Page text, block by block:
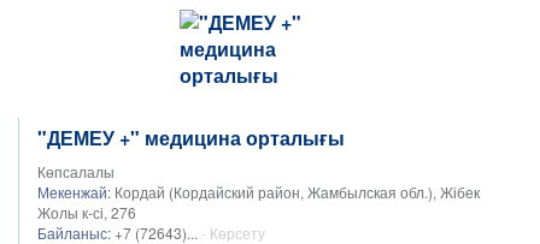
"ДЕМЕУ +" медицина орталығы
Көпсалалы
Мекенжай: Кордай (Кордайский район, Жамбылская обл.), Жібек
Жолы к-сі, 276
Байланыс: +7 (72643)... - Көрсету